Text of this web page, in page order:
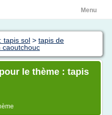
Menu
tapis sol > tapis de
caoutchouc
le thème : tapis